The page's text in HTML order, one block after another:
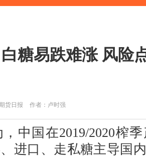
糖易跌难涨 风险
货日报 作者：卢时强
国在2019/2020榨季
进口、走私糖主导国